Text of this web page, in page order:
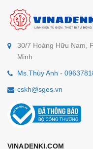
30/7 Hoàng Hữu Nam,
Minh
Ms.Thùy Anh -
cskh@sges.vn
VINADENKI.COM